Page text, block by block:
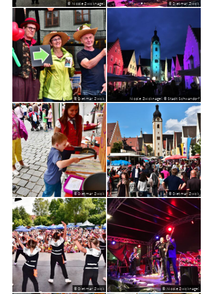
© Nicole Zwicknagel © Dietmar Zwick
© Dietmar Zwick Nicole Zwicknagel © Stadt Schwandorf
© Dietmar Zwick © Dietmar Zwick
© Dietmar Zwick © Nicole Zwicknagel